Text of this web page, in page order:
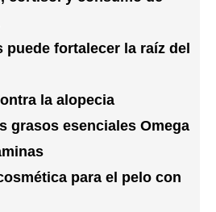
fortalecer la raíz del
la alopecia
grasos esenciales Omega
para el pelo con